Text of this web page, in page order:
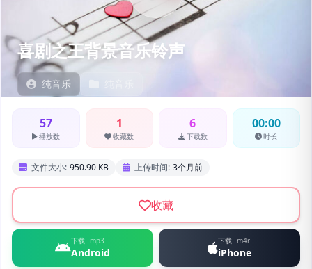
喜剧之王背景音乐铃声
纯音乐
57
播放数
1
收藏数
6
下载数
00:00
时长
文件大小: 950.90 KB 上传时间: 3个月前
收藏
下载 mp3
Android
下载 m4r
iPhone